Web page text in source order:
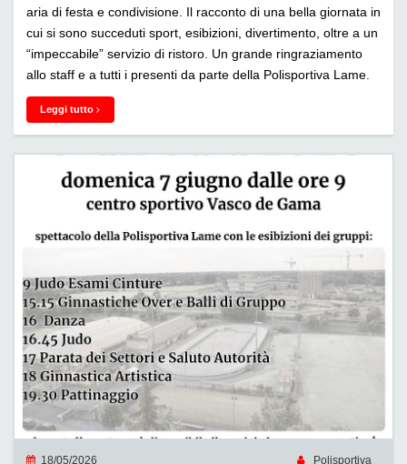
aria di festa e condivisione. Il racconto di una bella giornata in
cui si sono succeduti sport, esibizioni, divertimento, oltre a un
“impeccabile” servizio di ristoro. Un grande ringraziamento
allo staff e a tutti i presenti da parte della Polisportiva Lame.
Leggi tutto
18/05/2026 Polisportiva